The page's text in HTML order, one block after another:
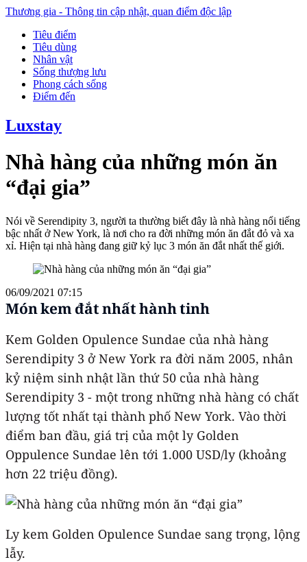
Thương gia - Thông tin cập nhật, quan điểm độc lập
Tiêu điểm
Tiêu dùng
Nhân vật
Sống thượng lưu
Phong cách sống
Điểm đến
Luxstay
Nhà hàng của những món ăn
“đại gia”
Nói về Serendipity 3, người ta thường biết đây là nhà hàng nổi tiếng
bậc nhất ở New York, là nơi cho ra đời những món ăn đắt đỏ và xa
xỉ. Hiện tại nhà hàng đang giữ kỷ lục 3 món ăn đắt nhất thế giới.
06/09/2021 07:15
Món kem đắt nhất hành tinh
Kem Golden Opulence Sundae của nhà hàng
Serendipity 3 ở New York ra đời năm 2005, nhân
kỷ niệm sinh nhật lần thứ 50 của nhà hàng
Serendipity 3 - một trong những nhà hàng có chất
lượng tốt nhất tại thành phố New York. Vào thời
điểm ban đầu, giá trị của một ly Golden
Oppulence Sundae lên tới 1.000 USD/ly (khoảng
hơn 22 triệu đồng).
Ly kem Golden Opulence Sundae sang trọng, lộng
lẫy.